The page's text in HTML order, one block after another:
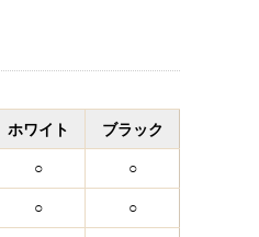
ホワイト ブラック
○ ○
○ ○